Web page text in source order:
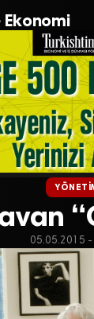
Ekonomi
05.05.2015 -